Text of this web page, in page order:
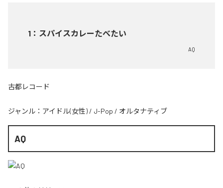
1 ： スパイスカレーたべたい
AQ
古都レコード
ジャンル： アイドル(女性) / J-Pop / オルタナティブ
AQ